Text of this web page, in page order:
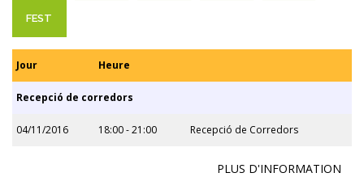
FEST
Jour Heure
Recepció de corredors
04/11/2016 18:00 - 21:00 Recepció de Corredors
PLUS D'INFORMATION